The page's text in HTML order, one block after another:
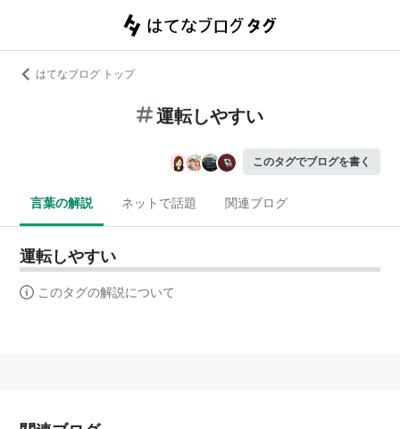
はてなブログ トップ
運転しやすい
このタグでブログを書く
言葉の解説 ネットで話題 関連ブログ
運転しやすい
このタグの解説について